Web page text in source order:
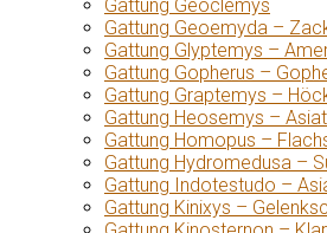
Gattung Geoclemys
Gattung Geoemyda –
Gattung Glyptemys –
Gattung Gopherus –
Gattung Graptemys –
Gattung Heosemys –
Gattung Homopus –
Gattung Hydromedusa –
Gattung Indotestudo –
Gattung Kinixys –